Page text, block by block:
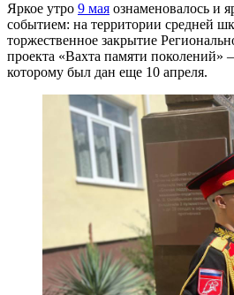
Яркое утро 9 мая ознаменовалось и
событием: на территории средней
торжественное закрытие
проекта «Вахта памяти поколений»
которому был дан еще 10 апреля.